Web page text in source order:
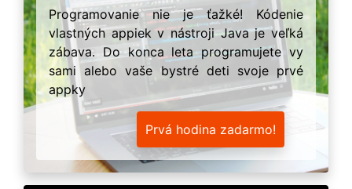
Programovanie nie je ťažké! Kódenie
vlastných appiek v nástroji Java je veľká
zábava. Do konca leta programujete vy
sami alebo vaše bystré deti svoje prvé
appky
Prvá hodina zadarmo!